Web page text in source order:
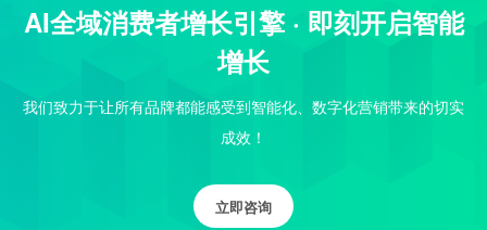
AI全域消费者增长引擎 · 即刻开启智能
增长
我们致力于让所有品牌都能感受到智能化、数字化营销带来的切实
成效！
立即咨询